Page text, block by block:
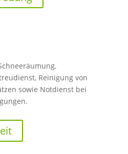
Reinigung von
sowie Notdienst bei